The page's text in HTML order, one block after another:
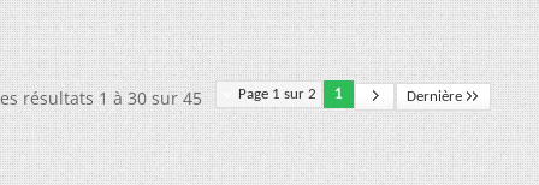
Page 1 sur 2 1 Dernière
résultats 1 à 30 sur 45